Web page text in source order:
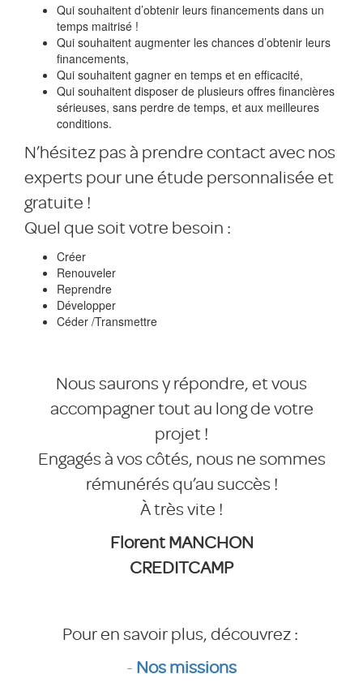
Qui souhaitent d’obtenir leurs financements dans un
temps maitrisé !
Qui souhaitent augmenter les chances d’obtenir leurs
financements,
Qui souhaitent gagner en temps et en efficacité,
Qui souhaitent disposer de plusieurs offres financières
sérieuses, sans perdre de temps, et aux meilleures
conditions.
N’hésitez pas à prendre contact avec nos
experts pour une étude personnalisée et
gratuite !
Quel que soit votre besoin :
Créer
Renouveler
Reprendre
Développer
Céder /Transmettre
Nous saurons y répondre, et vous
accompagner tout au long de votre
projet !
Engagés à vos côtés, nous ne sommes
rémunérés qu’au succès !
À très vite !
Florent MANCHON
CREDITCAMP
Pour en savoir plus, découvrez :
- Nos missions